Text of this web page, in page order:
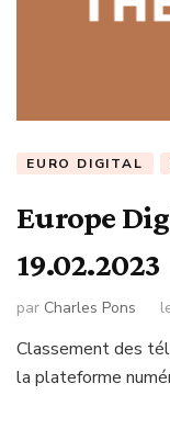
EURO DIGITAL
Europe
19.02.2023
par Charles Pons
Classement des
la plateforme